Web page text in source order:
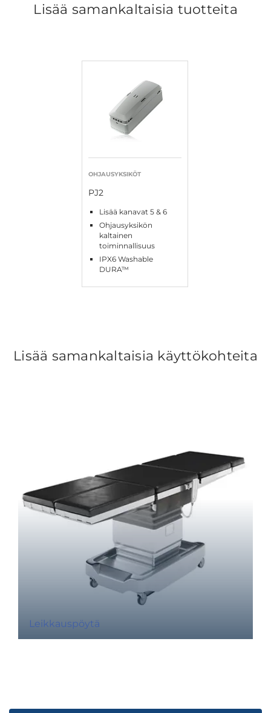
Lisää samankaltaisia tuotteita
OHJAUSYKSIKÖT
PJ2
Lisää kanavat 5 & 6
Ohjausyksikön
kaltainen
toiminnallisuus
IPX6 Washable
DURA™
Lisää samankaltaisia käyttökohteita
Leikkauspöytä